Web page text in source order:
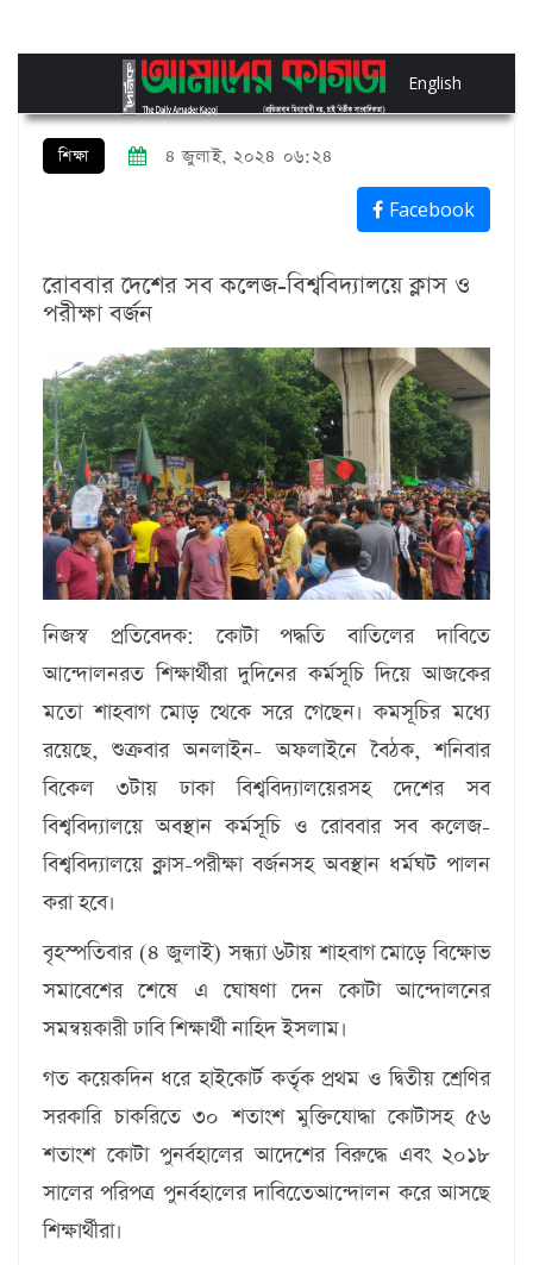
English
শিক্ষা ৪ জুলাই, ২০২৪ ০৬:২৪
Facebook
রোববার দেশের সব কলেজ-বিশ্ববিদ্যালয়ে ক্লাস ও
পরীক্ষা বর্জন
নিজস্ব প্রতিবেদক: কোটা পদ্ধতি বাতিলের দাবিতে
আন্দোলনরত শিক্ষার্থীরা দুদিনের কর্মসূচি দিয়ে আজকের
মতো শাহবাগ মোড় থেকে সরে গেছেন। কমসূচির মধ্যে
রয়েছে, শুক্রবার অনলাইন- অফলাইনে বৈঠক, শনিবার
বিকেল ৩টায় ঢাকা বিশ্ববিদ্যালয়েরসহ দেশের সব
বিশ্ববিদ্যালয়ে অবস্থান কর্মসূচি ও রোববার সব কলেজ-
বিশ্ববিদ্যালয়ে ক্লাস-পরীক্ষা বর্জনসহ অবস্থান ধর্মঘট পালন
করা হবে।
বৃহস্পতিবার (৪ জুলাই) সন্ধ্যা ৬টায় শাহবাগ মোড়ে বিক্ষোভ
সমাবেশের শেষে এ ঘোষণা দেন কোটা আন্দোলনের
সমন্বয়কারী ঢাবি শিক্ষার্থী নাহিদ ইসলাম।
গত কয়েকদিন ধরে হাইকোর্ট কর্তৃক প্রথম ও দ্বিতীয় শ্রেণির
সরকারি চাকরিতে ৩০ শতাংশ মুক্তিযোদ্ধা কোটাসহ ৫৬
শতাংশ কোটা পুনর্বহালের আদেশের বিরুদ্ধে এবং ২০১৮
সালের পরিপত্র পুনর্বহালের দাবিতেেআন্দোলন করে আসছে
শিক্ষার্থীরা।